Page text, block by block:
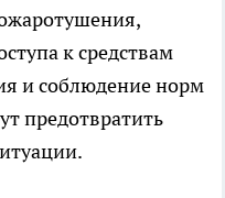
к средствам
и соблюдение норм
предотвратить